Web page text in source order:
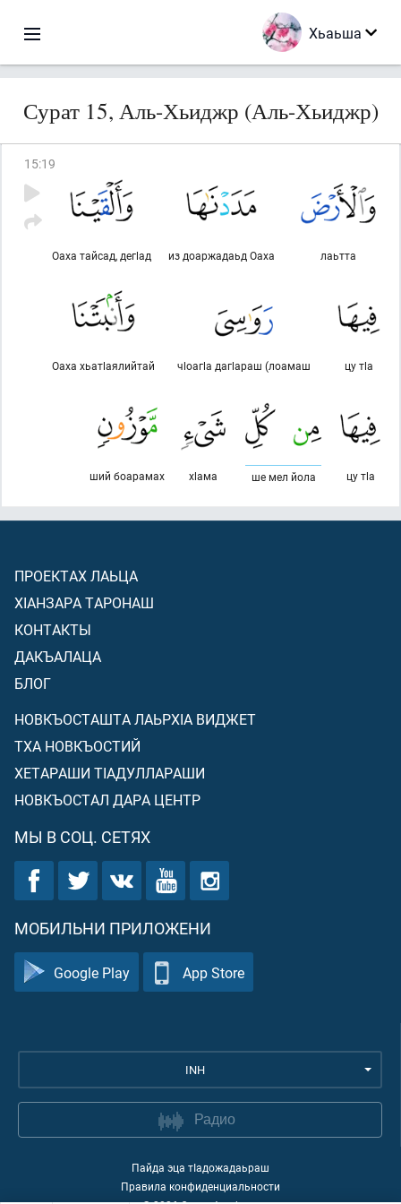
Хьаьша
Сурат 15, Аль-Хьиджр (Аль-Хьиджр)
15:19
лаьтта
из доаржадаьд Оаха
Оаха тайсад, дегlад
цу тlа
чlоагlа дагlараш (лоамаш
Оаха хьатlаялийтай
цу тlа
ше мел йола
хlама
ший боарамах
ПРОЕКТАХ ЛАЬЦА
ХIАНЗАРА ТАРОНАШ
КОНТАКТЫ
ДАКЪАЛАЦА
БЛОГ
НОВКЪОСТАШТА ЛАЬРХIА ВИДЖЕТ
ТХА НОВКЪОСТИЙ
ХЕТАРАШИ ТIАДУЛЛАРАШИ
НОВКЪОСТАЛ ДАРА ЦЕНТР
МЫ В СОЦ. СЕТЯХ
МОБИЛЬНИ ПРИЛОЖЕНИ
Google Play App Store
INH
Радио
Пайда эца тIадожадаьраш
Правила конфиденциальности